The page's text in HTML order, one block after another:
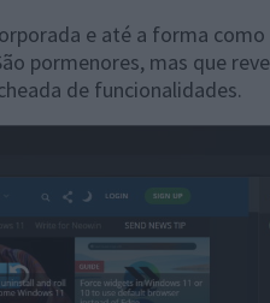
e até a forma
pormenores, mas que
de funcionalidades.